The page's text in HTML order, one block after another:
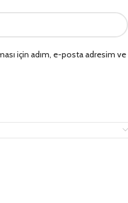
için adım, e-posta adresim ve